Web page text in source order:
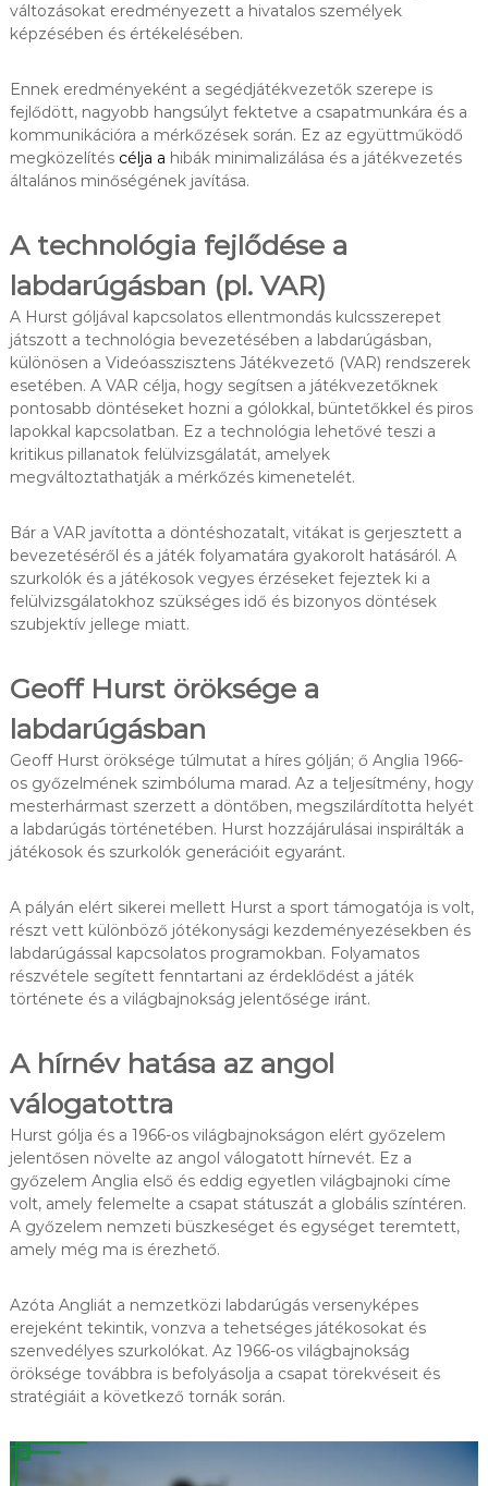
változásokat eredményezett a hivatalos személyek
képzésében és értékelésében.
Ennek eredményeként a segédjátékvezetők szerepe is
fejlődött, nagyobb hangsúlyt fektetve a csapatmunkára és a
kommunikációra a mérkőzések során. Ez az együttműködő
megközelítés célja a hibák minimalizálása és a játékvezetés
általános minőségének javítása.
A technológia fejlődése a
labdarúgásban (pl. VAR)
A Hurst góljával kapcsolatos ellentmondás kulcsszerepet
játszott a technológia bevezetésében a labdarúgásban,
különösen a Videóasszisztens Játékvezető (VAR) rendszerek
esetében. A VAR célja, hogy segítsen a játékvezetőknek
pontosabb döntéseket hozni a gólokkal, büntetőkkel és piros
lapokkal kapcsolatban. Ez a technológia lehetővé teszi a
kritikus pillanatok felülvizsgálatát, amelyek
megváltoztathatják a mérkőzés kimenetelét.
Bár a VAR javította a döntéshozatalt, vitákat is gerjesztett a
bevezetéséről és a játék folyamatára gyakorolt hatásáról. A
szurkolók és a játékosok vegyes érzéseket fejeztek ki a
felülvizsgálatokhoz szükséges idő és bizonyos döntések
szubjektív jellege miatt.
Geoff Hurst öröksége a
labdarúgásban
Geoff Hurst öröksége túlmutat a híres gólján; ő Anglia 1966-
os győzelmének szimbóluma marad. Az a teljesítmény, hogy
mesterhármast szerzett a döntőben, megszilárdította helyét
a labdarúgás történetében. Hurst hozzájárulásai inspirálták a
játékosok és szurkolók generációit egyaránt.
A pályán elért sikerei mellett Hurst a sport támogatója is volt,
részt vett különböző jótékonysági kezdeményezésekben és
labdarúgással kapcsolatos programokban. Folyamatos
részvétele segített fenntartani az érdeklődést a játék
története és a világbajnokság jelentősége iránt.
A hírnév hatása az angol
válogatottra
Hurst gólja és a 1966-os világbajnokságon elért győzelem
jelentősen növelte az angol válogatott hírnevét. Ez a
győzelem Anglia első és eddig egyetlen világbajnoki címe
volt, amely felemelte a csapat státuszát a globális színtéren.
A győzelem nemzeti büszkeséget és egységet teremtett,
amely még ma is érezhető.
Azóta Angliát a nemzetközi labdarúgás versenyképes
erejeként tekintik, vonzva a tehetséges játékosokat és
szenvedélyes szurkolókat. Az 1966-os világbajnokság
öröksége továbbra is befolyásolja a csapat törekvéseit és
stratégiáit a következő tornák során.